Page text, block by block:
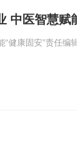
中医智慧赋
健康固安”责任